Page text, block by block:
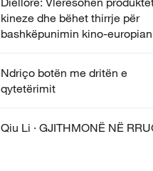
kineze dhe bëhet thirrje për
bashkëpunimin kino-europian
Ndriço botën me dritën e
qytetërimit
Qiu Li · GJITHMONË NË